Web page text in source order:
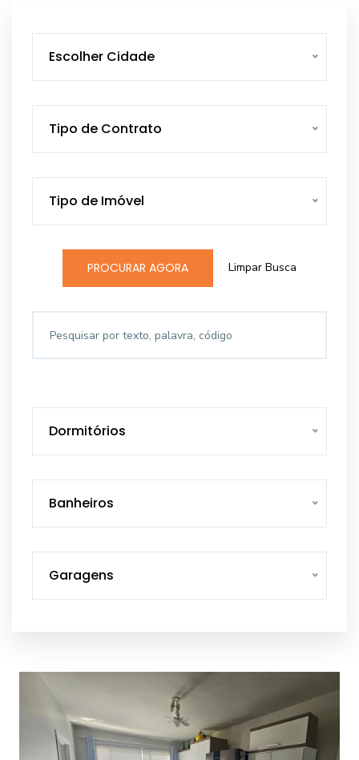
Escolher Cidade
Tipo de Contrato
Tipo de Imóvel
PROCURAR AGORA Limpar Busca
Dormitórios
Banheiros
Garagens